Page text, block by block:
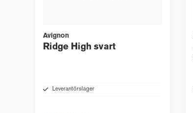
Avignon
Ridge High svart
Leverantörslager